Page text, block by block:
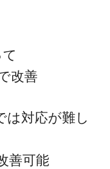
改善
は対応が難し
善可能